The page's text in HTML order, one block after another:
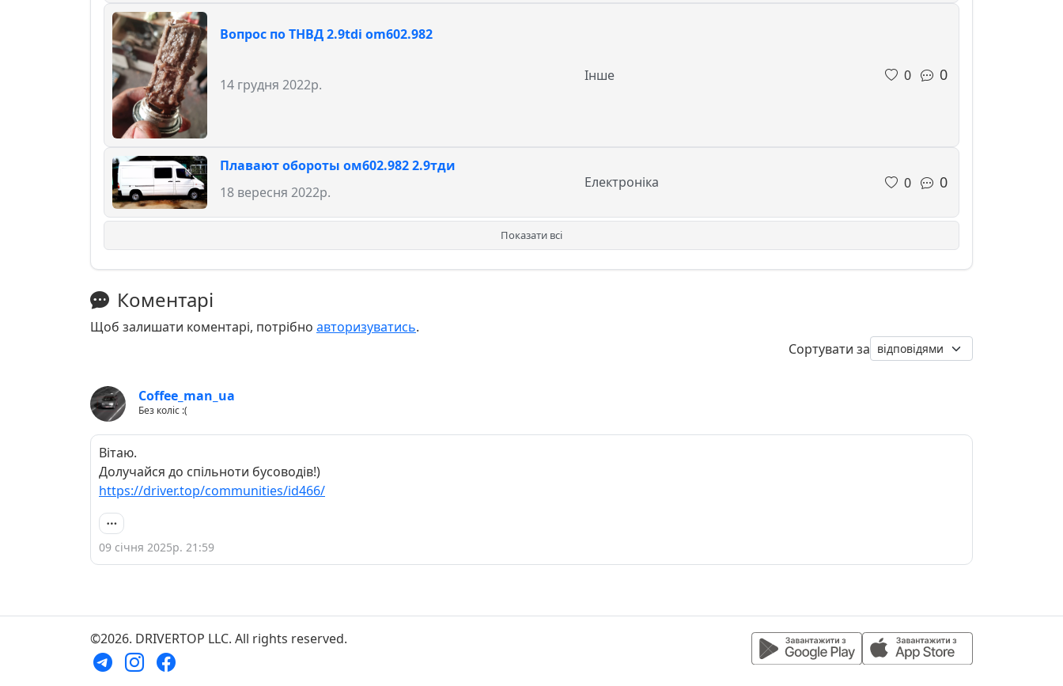
Вопрос по ТНВД 2.9tdi om602.982
14 грудня 2022р.
Інше 0 0
Плавают обороты ом602.982 2.9тди
18 вересня 2022р.
Електроніка 0 0
Показати всі
Коментарі
Щоб залишати коментарі, потрібно авторизуватись.
Сортувати за
Coffee_man_ua
Без коліс :(
Вітаю.
Долучайся до спільноти бусоводів!)
https://driver.top/communities/id466/
09 січня 2025р. 21:59
©2026. DRIVERTOP LLC. All rights reserved.